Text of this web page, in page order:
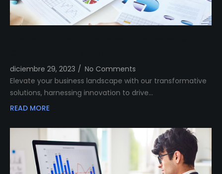
diciembre 29, 2023 / No Comments
Elevate your business landscape with our transformative
solutions, harnessing innovation to drive…
READ MORE